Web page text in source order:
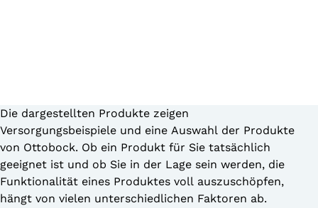
Die dargestellten Produkte zeigen
Versorgungsbeispiele und eine Auswahl der Produkte
von Ottobock. Ob ein Produkt für Sie tatsächlich
geeignet ist und ob Sie in der Lage sein werden, die
Funktionalität eines Produktes voll auszuschöpfen,
hängt von vielen unterschiedlichen Faktoren ab.